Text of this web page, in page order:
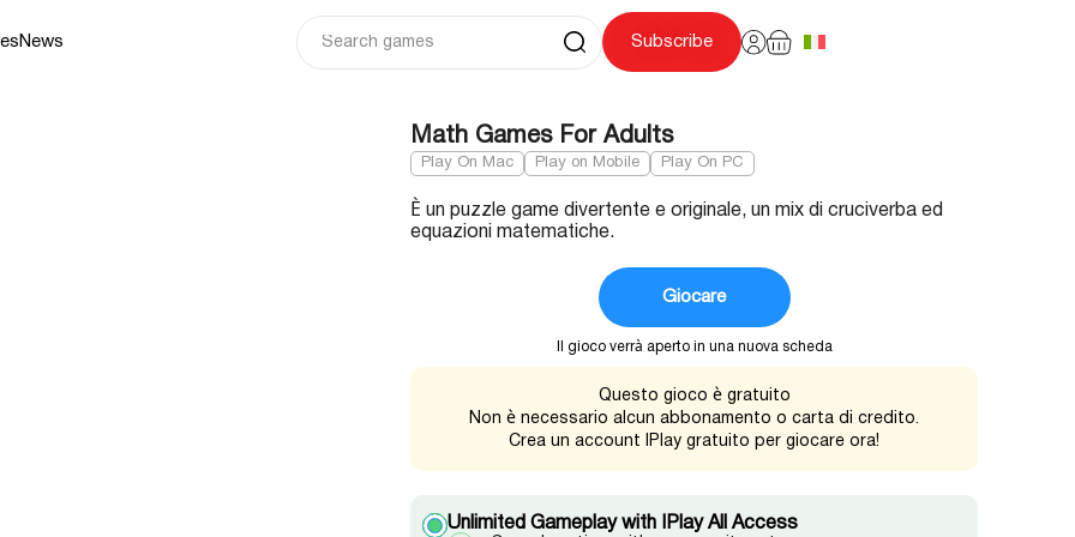
News Subscribe
Math Games For Adults
Play On Mac Play on Mobile Play On PC
Unlimited Gameplay with IPlay All Access
È un puzzle game divertente e originale, un mix di cruciverba ed
equazioni matematiche.
Giocare
Il gioco verrà aperto in una nuova scheda
Questo gioco è gratuito
Non è necessario alcun abbonamento o carta di credito.
Crea un account IPlay gratuito per giocare ora!